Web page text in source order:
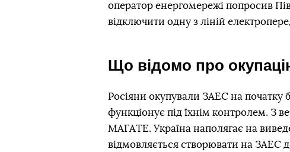
оператор енергомережі попросив
відключити одну з ліній
Що відомо про
Росіяни окупували ЗАЕС на початку
функціонує під їхнім контролем. З
МАГАТЕ. Україна наполягає на
відмовляється створювати на ЗАЕС